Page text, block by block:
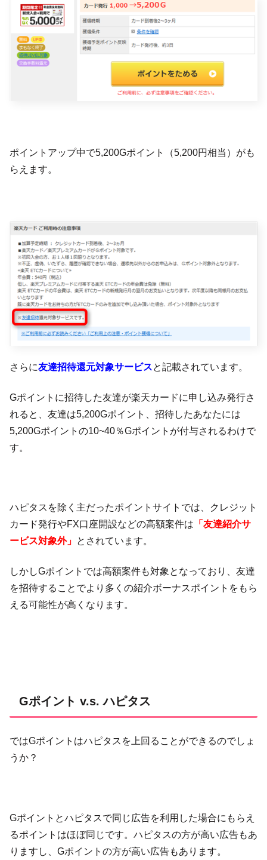
ポイントアップ中で5,200Gポイント（5,200円相当）がも
らえます。
さらに友達招待還元対象サービスと記載されています。
Gポイントに招待した友達が楽天カードに申し込み発行さ
れると、友達は5,200Gポイント、招待したあなたには
5,200Gポイントの10~40％Gポイントが付与されるわけで
す。
ハピタスを除く主だったポイントサイトでは、クレジット
カード発行やFX口座開設などの高額案件は 「友達紹介サ
ービス対象外」 とされています。
しかしGポイントでは高額案件も対象となっており、友達
を招待することでより多くの紹介ボーナスポイントをもら
える可能性が高くなります。
Gポイント v.s. ハピタス
ではGポイントはハピタスを上回ることができるのでしょ
うか？
Gポイントとハピタスで同じ広告を利用した場合にもらえ
るポイントはほぼ同じです。ハピタスの方が高い広告もあ
りますし、Gポイントの方が高い広告もあります。